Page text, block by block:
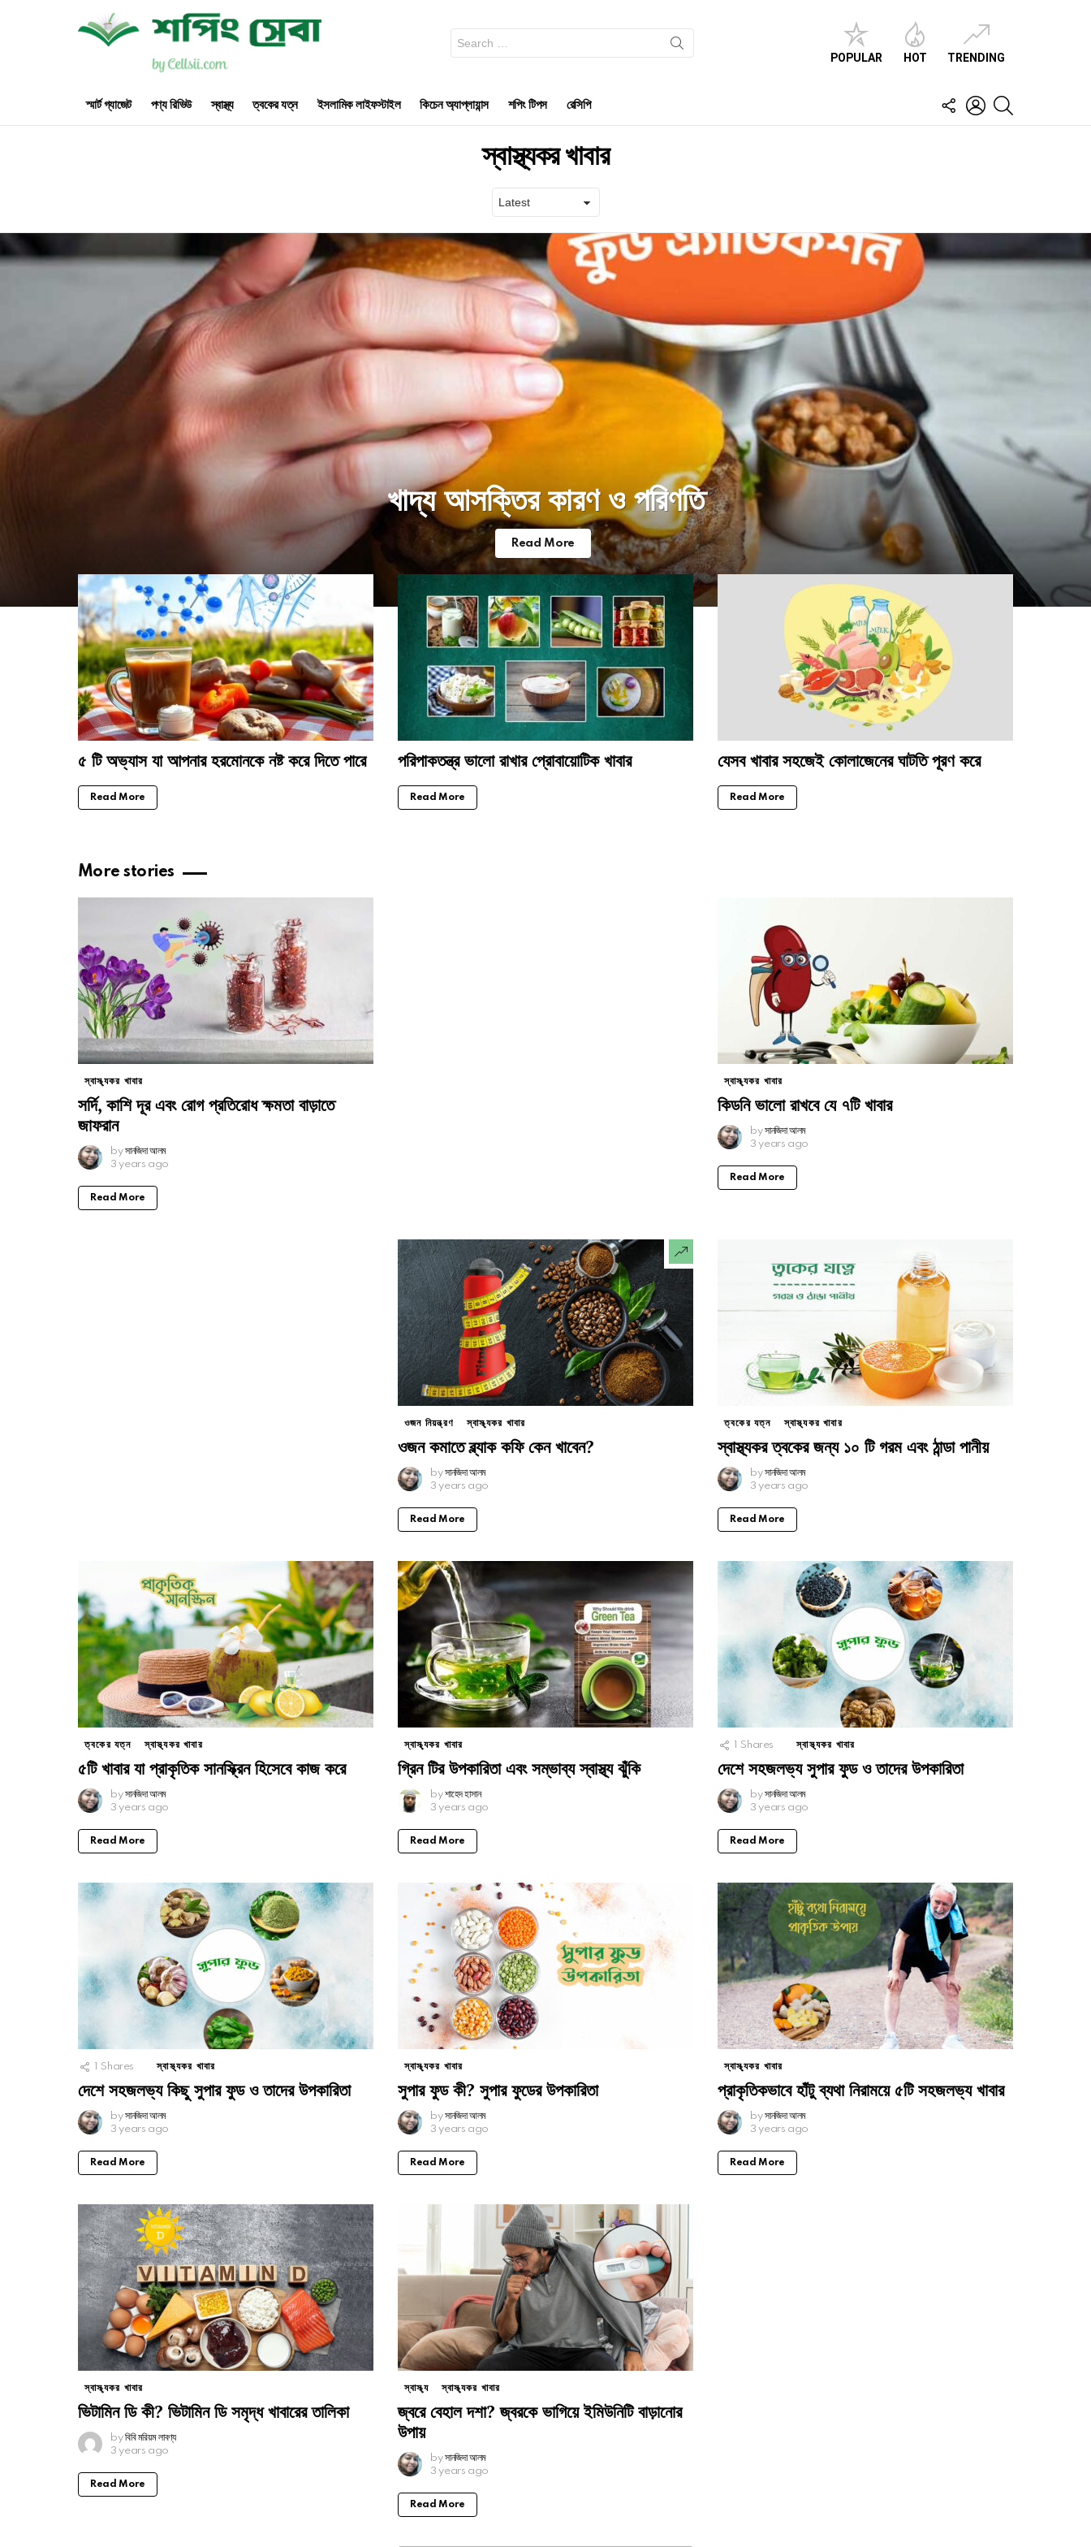
for:
POPULAR HOT TRENDING
স্মার্ট গ্যাজেট পণ্য রিভিউ স্বাস্থ্য ত্বকের যত্ন ইসলামিক লাইফস্টাইল কিচেন অ্যাপ্লায়ান্স শপিং টিপস রেসিপি
FOLLOW
US
LOGIN
স্বাস্থ্যকর খাবার
Latest
stories
খাদ্য আসক্তির কারণ ও পরিণতি
Read More
৫ টি অভ্যাস যা আপনার হরমোনকে নষ্ট করে দিতে পারে
Read More
পরিপাকতন্ত্র ভালো রাখার প্রোবায়োটিক খাবার
Read More
যেসব খাবার সহজেই কোলাজেনের ঘাটতি পূরণ করে
Read More
More stories
স্বাস্থ্যকর খাবার
সর্দি, কাশি দূর এবং রোগ প্রতিরোধ ক্ষমতা বাড়াতে
জাফরান
by সানজিদা আলম
3 years ago
Read More
স্বাস্থ্যকর খাবার
কিডনি ভালো রাখবে যে ৭টি খাবার
by সানজিদা আলম
3 years ago
Read More
ওজন নিয়ন্ত্রণ স্বাস্থ্যকর খাবার
ওজন কমাতে ব্ল্যাক কফি কেন খাবেন?
by সানজিদা আলম
3 years ago
Read More
ত্বকের যত্ন স্বাস্থ্যকর খাবার
স্বাস্থ্যকর ত্বকের জন্য ১০ টি গরম এবং ঠান্ডা পানীয়
by সানজিদা আলম
3 years ago
Read More
ত্বকের যত্ন স্বাস্থ্যকর খাবার
৫টি খাবার যা প্রাকৃতিক সানস্ক্রিন হিসেবে কাজ করে
by সানজিদা আলম
3 years ago
Read More
স্বাস্থ্যকর খাবার
গ্রিন টির উপকারিতা এবং সম্ভাব্য স্বাস্থ্য ঝুঁকি
by শাহেদ হাসান
3 years ago
Read More
Shares স্বাস্থ্যকর খাবার
দেশে সহজলভ্য সুপার ফুড ও তাদের উপকারিতা
by সানজিদা আলম
3 years ago
Read More
Shares স্বাস্থ্যকর খাবার
দেশে সহজলভ্য কিছু সুপার ফুড ও তাদের উপকারিতা
by সানজিদা আলম
3 years ago
Read More
স্বাস্থ্যকর খাবার
সুপার ফুড কী? সুপার ফুডের উপকারিতা
by সানজিদা আলম
3 years ago
Read More
স্বাস্থ্যকর খাবার
প্রাকৃতিকভাবে হাঁটু ব্যথা নিরাময়ে ৫টি সহজলভ্য খাবার
by সানজিদা আলম
3 years ago
Read More
স্বাস্থ্যকর খাবার
ভিটামিন ডি কী? ভিটামিন ডি সমৃদ্ধ খাবারের তালিকা
by বিবি মরিয়ম লাবণ্য
3 years ago
Read More
স্বাস্থ্য স্বাস্থ্যকর খাবার
জ্বরে বেহাল দশা? জ্বরকে ভাগিয়ে ইমিউনিটি বাড়ানোর
উপায়
by সানজিদা আলম
3 years ago
Read More